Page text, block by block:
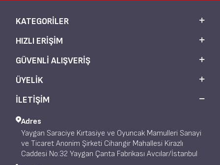
KATEGORILER
HIZLI ERIŞIM
GÜVENLI ALIŞVERIŞ
ÜYELIK
İLETİŞİM
Adres
Yaygan Saraciye Kırtasiye ve Oyuncak Mamulleri Sanayi
ve Ticaret Anonim Şirketi Cihangir Mahallesi Kirazlı
Caddesi No:32 Yaygan Çanta Fabrikası Avcılar/İstanbul